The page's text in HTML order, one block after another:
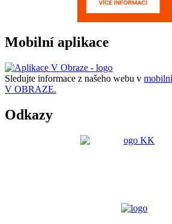
Mobilní aplikace
Sledujte informace z našeho webu v
V OBRAZE.
Odkazy